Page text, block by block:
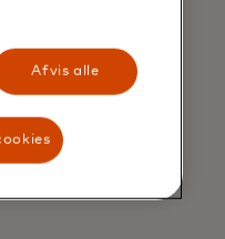
Arts, i Brooklyn,
af What's Your
i New York City.
Afvis alle